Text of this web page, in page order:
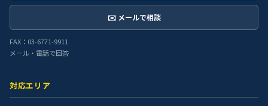
✉️ メールで相談
FAX：03-6771-9911
メール・電話で回答
対応エリア